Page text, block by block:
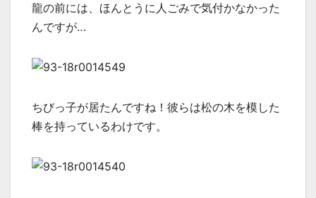
龍の前には、ほんとうに人ごみで気付かなかった
んですが…
ちびっ子が居たんですね！彼らは松の木を模した
棒を持っているわけです。